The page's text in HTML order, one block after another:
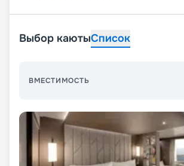
Выбор каютыСписок
ВМЕСТИМОСТЬ